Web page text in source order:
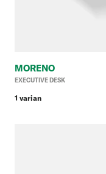
MORENO
EXECUTIVE DESK
1 varian